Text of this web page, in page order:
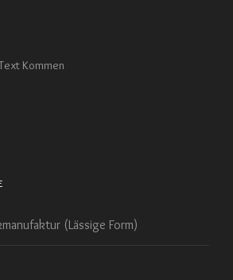
Kommen
(Lässige Form)